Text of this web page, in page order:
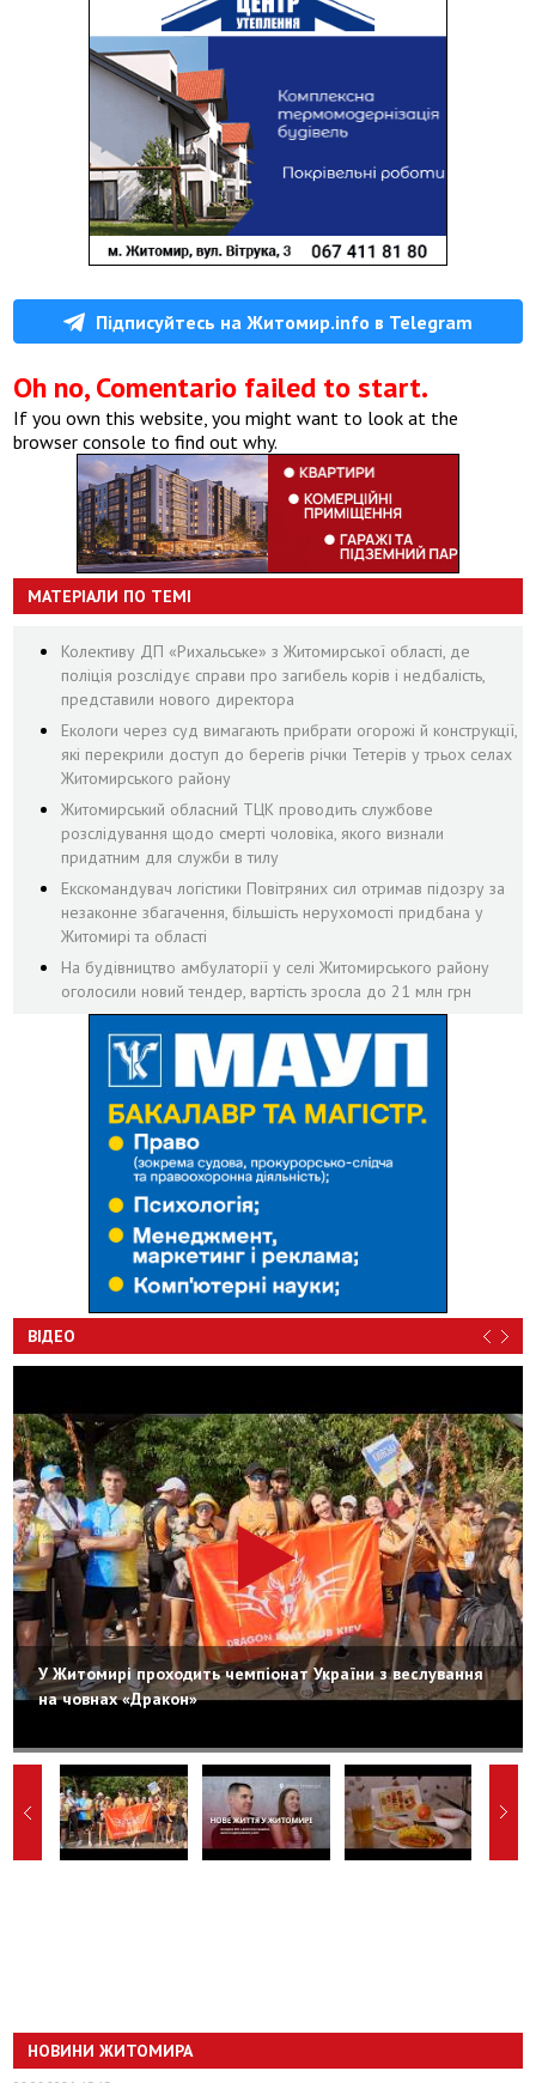
Підписуйтесь на Житомир.info в Telegram
Oh no, Comentario failed to start.
If you own this website, you might want to look at the
browser console to find out why.
МАТЕРІАЛИ ПО ТЕМІ
Колективу ДП «Рихальське» з Житомирської області, де
поліція розслідує справи про загибель корів і недбалість,
представили нового директора
Екологи через суд вимагають прибрати огорожі й конструкції,
які перекрили доступ до берегів річки Тетерів у трьох селах
Житомирського району
Житомирський обласний ТЦК проводить службове
розслідування щодо смерті чоловіка, якого визнали
придатним для служби в тилу
Екскомандувач логістики Повітряних сил отримав підозру за
незаконне збагачення, більшість нерухомості придбана у
Житомирі та області
На будівництво амбулаторії у селі Житомирського району
оголосили новий тендер, вартість зросла до 21 млн грн
ВІДЕО
У Житомирі проходить чемпіонат України з веслування
на човнах «Дракон»
НОВИНИ ЖИТОМИРА